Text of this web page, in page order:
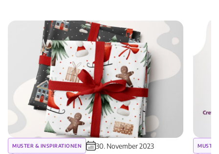
MUSTER & INSPIRATIONEN
30. November 2023